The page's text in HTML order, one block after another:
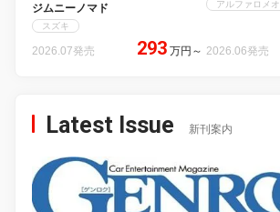
ジムニーノマド
スズキ
2026.07発売 293 万円 ～
アルファロメオ
2026.06発売
Latest Issue 新刊案内